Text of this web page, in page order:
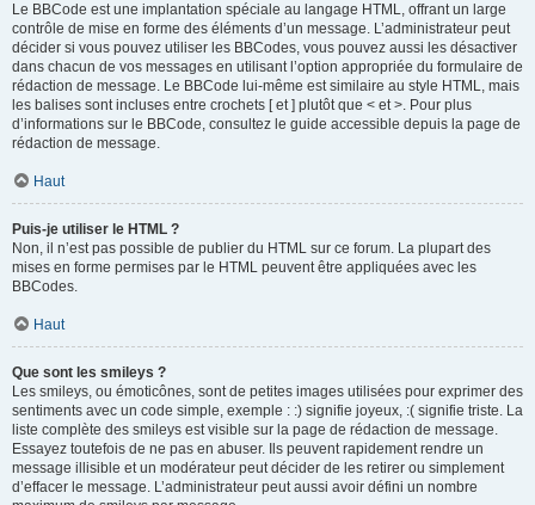
Le BBCode est une implantation spéciale au langage HTML, offrant un large
contrôle de mise en forme des éléments d’un message. L’administrateur peut
décider si vous pouvez utiliser les BBCodes, vous pouvez aussi les désactiver
dans chacun de vos messages en utilisant l’option appropriée du formulaire de
rédaction de message. Le BBCode lui-même est similaire au style HTML, mais
les balises sont incluses entre crochets [ et ] plutôt que < et >. Pour plus
d’informations sur le BBCode, consultez le guide accessible depuis la page de
rédaction de message.
Haut
Puis-je utiliser le HTML ?
Non, il n’est pas possible de publier du HTML sur ce forum. La plupart des
mises en forme permises par le HTML peuvent être appliquées avec les
BBCodes.
Haut
Que sont les smileys ?
Les smileys, ou émoticônes, sont de petites images utilisées pour exprimer des
sentiments avec un code simple, exemple : :) signifie joyeux, :( signifie triste. La
liste complète des smileys est visible sur la page de rédaction de message.
Essayez toutefois de ne pas en abuser. Ils peuvent rapidement rendre un
message illisible et un modérateur peut décider de les retirer ou simplement
d’effacer le message. L’administrateur peut aussi avoir défini un nombre